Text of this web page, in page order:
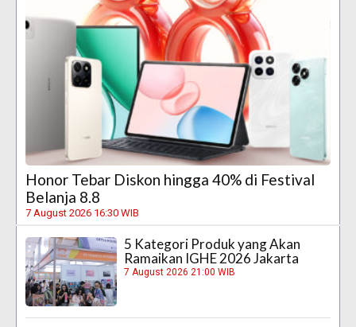
Honor Tebar Diskon hingga 40% di Festival
Belanja 8.8
7 August 2026 16:30 WIB
5 Kategori Produk yang Akan
Ramaikan IGHE 2026 Jakarta
7 August 2026 21:00 WIB